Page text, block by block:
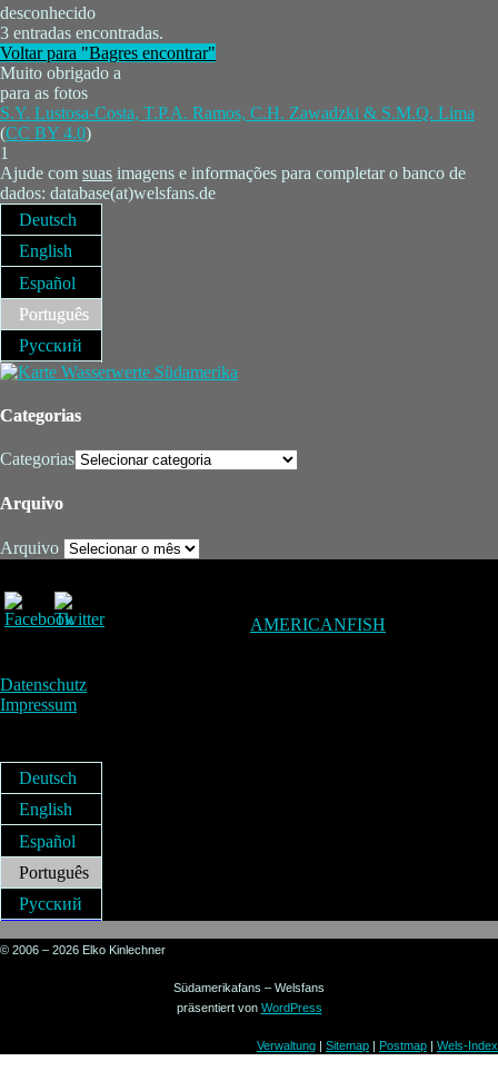
desconhecido
3 entradas encontradas.
Voltar para "Bagres encontrar"
Muito obrigado a
para as fotos
S.Y. Lustosa-Costa, T.P.A. Ramos, C.H. Zawadzki & S.M.Q. Lima
(CC BY 4.0)
1
Ajude com suas imagens e informações para completar o banco de
dados: database(at)welsfans.de
Deutsch
English
Español
Português
Русский
Categorias
Categorias
Arquivo
Arquivo
AMERICANFISH
Datenschutz
Impressum
Deutsch
English
Español
Português
Русский
© 2006 – 2026 Elko Kinlechner
Südamerikafans – Welsfans
präsentiert von WordPress
Verwaltung | Sitemap | Postmap | Wels-Index